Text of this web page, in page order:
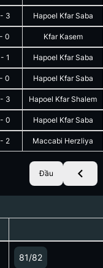
- 3 Hapoel Kfar Saba
-0 Kfar Kasem
1 Hapoel Kfar Saba
-0 Hapoel Kfar Saba
3 Hapoel Kfar Shalem
0 Hapoel Kfar Saba
- 2 Maccabi Herzliya
Đầu
81/82